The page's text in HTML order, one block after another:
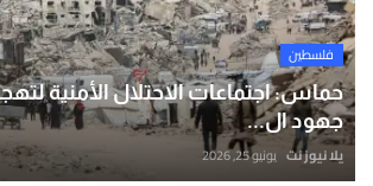
فلسطين
حماس: اجتماعات الاحتلال الأمنية
جهود ال...
يلا نيوز نت يونيو 25, 2026